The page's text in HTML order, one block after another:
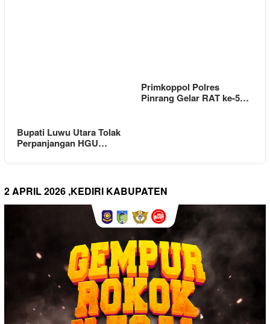
Bupati Luwu Utara Tolak
Perpanjangan HGU…
Primkoppol Polres
Pinrang Gelar RAT ke-5…
2 APRIL 2026 ,KEDIRI KABUPATEN